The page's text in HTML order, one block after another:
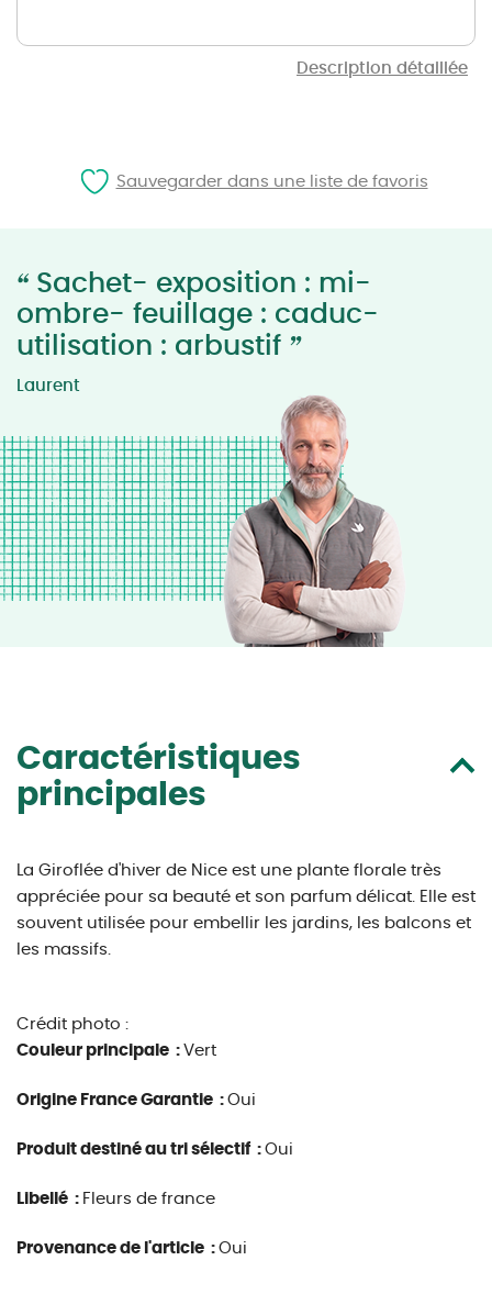
Description détaillée
“ Sachet- exposition : mi-
ombre- feuillage : caduc-
utilisation : arbustif ”
Laurent
Caractéristiques
principales
La Giroflée d'hiver de Nice est une plante florale très
appréciée pour sa beauté et son parfum délicat. Elle est
souvent utilisée pour embellir les jardins, les balcons et
les massifs.
Crédit photo :
Couleur principale : Vert
Origine France Garantie : Oui
Produit destiné au tri sélectif : Oui
Libellé : Fleurs de france
Provenance de l'article : Oui
Sauvegarder dans une liste de favoris